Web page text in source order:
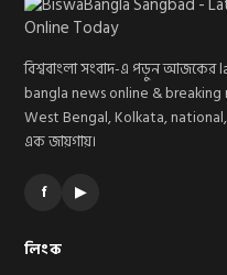
বিশ্ববাংলা সংবাদ-এ পড়ুন
bangla news online & breaking
West Bengal, Kolkata,
এক জায়গায়।
f ▶
লিংক